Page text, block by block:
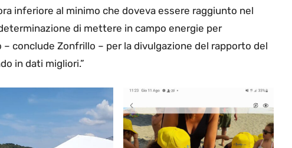
inferiore al minimo che doveva essere raggiunto nel
di mettere in campo energie per
conclude Zonfrillo – per la divulgazione del rapporto del
in dati migliori.”